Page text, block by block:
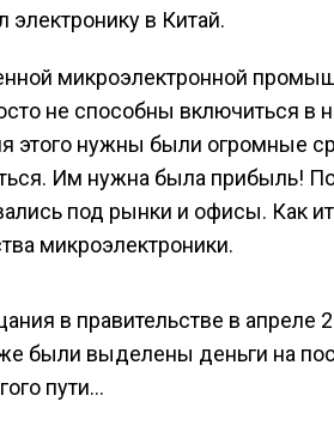
электронику в Китай.
микроэлектронной
не способны включиться в
этого нужны были огромные
Им нужна была прибыль!
под рынки и офисы. Как
микроэлектроники.
в правительстве в апреле
были выделены деньги на
пути…